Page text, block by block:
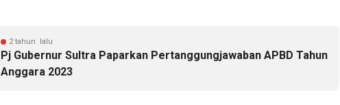
2 tahun lalu
Pj Gubernur Sultra Paparkan Pertanggungjawaban APBD Tahun
Anggara 2023